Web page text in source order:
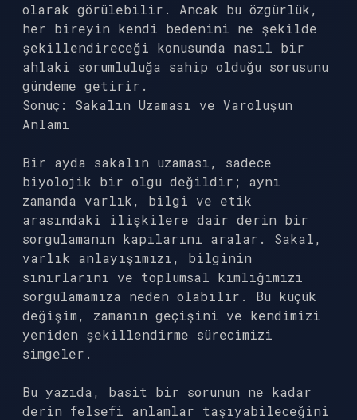
olarak görülebilir. Ancak bu özgürlük,
her bireyin kendi bedenini ne şekilde
şekillendireceği konusunda nasıl bir
ahlaki sorumluluğa sahip olduğu sorusunu
gündeme getirir.
Sonuç: Sakalın Uzaması ve Varoluşun
Anlamı
Bir ayda sakalın uzaması, sadece
biyolojik bir olgu değildir; aynı
zamanda varlık, bilgi ve etik
arasındaki ilişkilere dair derin bir
sorgulamanın kapılarını aralar. Sakal,
varlık anlayışımızı, bilginin
sınırlarını ve toplumsal kimliğimizi
sorgulamamıza neden olabilir. Bu küçük
değişim, zamanın geçişini ve kendimizi
yeniden şekillendirme sürecimizi
simgeler.
Bu yazıda, basit bir sorunun ne kadar
derin felsefi anlamlar taşıyabileceğini